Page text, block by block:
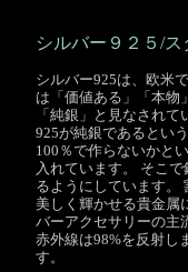
シルバー９２５/
シルバー925は、欧米
は「価値ある」「本物
「純銀」と見なされ
925が純銀であるとい
100％で作らないかと
入れています。 そこ
るようにしています。
美しく輝かせる貴金属
バーアクセサリーの主
赤外線は98%を反射し
す。